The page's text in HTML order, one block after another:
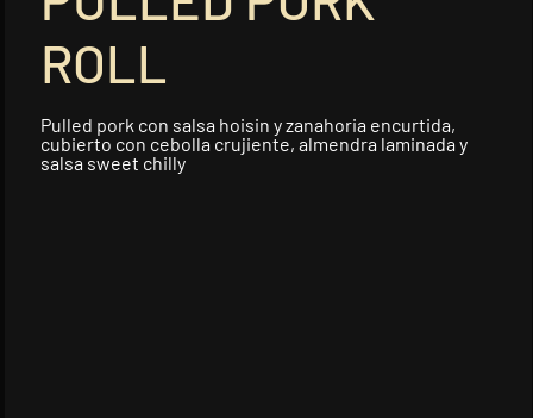
Futomaki tempurizado con
ROLL
Pulled pork con salsa hoisin y zanahoria encurtida,
cubierto con cebolla crujiente, almendra laminada y
salsa sweet chilly